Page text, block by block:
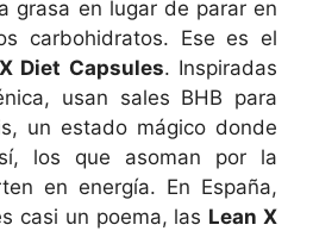
grasa en lugar de parar en
carbohidratos. Ese es el
Diet Capsules. Inspiradas
usan sales BHB para
un estado mágico donde
los que asoman por la
en energía. En España,
casi un poema, las Lean X